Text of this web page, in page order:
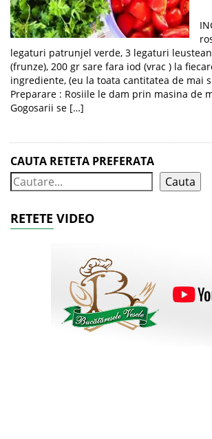
legaturi patrunjel verde, 3 legaturi
(frunze), 200 gr sare fara iod (vrac ) la
ingrediente, (eu la toata cantitatea de mai
Preparare : Rosiile le dam prin masina de
Gogosarii se […]
CAUTA RETETA PREFERATA
Cauta
RETETE VIDEO